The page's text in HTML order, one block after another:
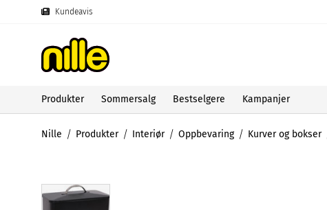
Kundeavis
Produkter Sommersalg Bestselgere Kampanjer
Nille Produkter Interiør Oppbevaring Kurver og bokser